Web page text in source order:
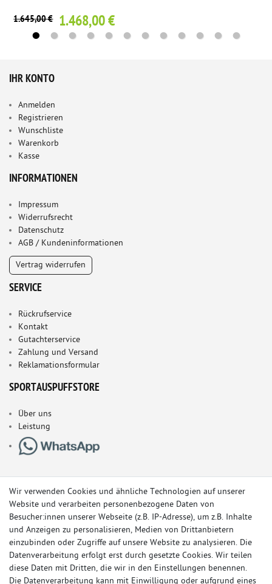
1.645,00 € 1.468,00 €
IHR KONTO
Anmelden
Registrieren
Wunschliste
Warenkorb
Kasse
INFORMATIONEN
Impressum
Widerrufsrecht
Datenschutz
AGB / Kundeninformationen
Vertrag widerrufen
SERVICE
Rückrufservice
Kontakt
Gutachterservice
Zahlung und Versand
Reklamationsformular
SPORTAUSPUFFSTORE
Über uns
Leistung
Wir verwenden Cookies und ähnliche Technologien auf unserer
Website und verarbeiten personenbezogene Daten von
Besucher:innen unserer Webseite (z.B. IP-Adresse), um z.B. Inhalte
und Anzeigen zu personalisieren, Medien von Drittanbietern
einzubinden oder Zugriffe auf unsere Website zu analysieren. Die
Datenverarbeitung erfolgt erst durch gesetzte Cookies. Wir teilen
diese Daten mit Dritten, die wir in den Einstellungen benennen.
Die Datenverarbeitung kann mit Einwilligung oder aufgrund eines